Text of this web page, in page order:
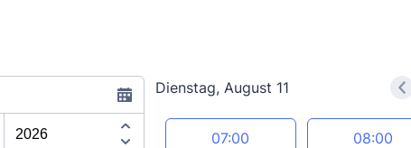
Dienstag, August 11 <
Appointment time
07:00 08:00